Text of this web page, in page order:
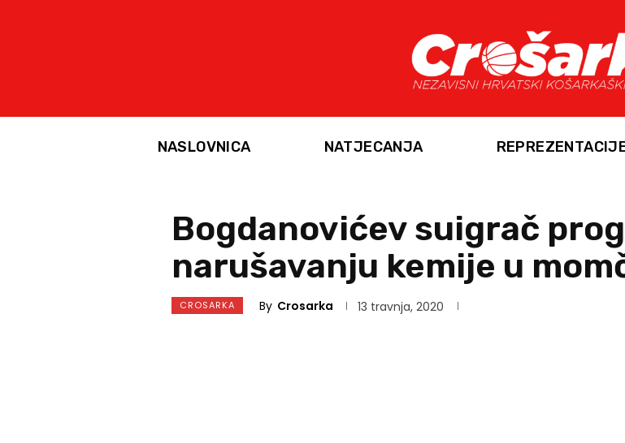
NASLOVNICA NATJECANJA
Bogdanovićev suigrač
narušavanju kemije u
CROSARKA By Crosarka 13 travnja, 2020